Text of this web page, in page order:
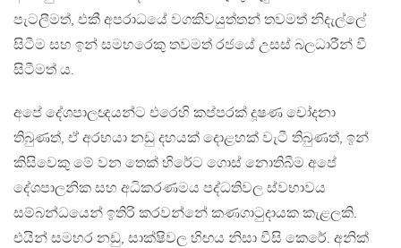
පැටලීමත්, එකී අපරාධයේ වගකිවයුත්තන් තවමත් නිදැල්ලේ
සිටීම සහ ඉන් සමහරෙකු තවමත් රජයේ උසස් බලධාරීන් වී
සිටීමත් ය.
අපේ දේශපාලඥයන්ට එරෙහි කප්පරක් දූෂණ චෝදනා
තිබුණත්, ඒ අරභයා නඩු දහයක් දොළහක් වැටී තිබුණත්, ඉන්
කිසිවෙකු මේ වන තෙක් හිරේට ගොස් නොතිබීම අපේ
දේශපාලනික සහ අධිකරණමය පද්ධතිවල ස්වභාවය
සම්බන්ධයෙන් ඉතිරි කරවන්නේ කණගාටුදායක කැළලකි.
එයින් සමහර නඩු, සාක්ෂිවල හිඟය නිසා වීසි කෙරේ. අනික්